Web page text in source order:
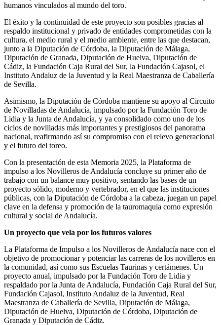
humanos vinculados al mundo del toro.
El éxito y la continuidad de este proyecto son posibles gracias al
respaldo institucional y privado de entidades comprometidas con la
cultura, el medio rural y el medio ambiente, entre las que destacan,
junto a la Diputación de Córdoba, la Diputación de Málaga,
Diputación de Granada, Diputación de Huelva, Diputación de
Cádiz, la Fundación Caja Rural del Sur, la Fundación Cajasol, el
Instituto Andaluz de la Juventud y la Real Maestranza de Caballería
de Sevilla.
Asimismo, la Diputación de Córdoba mantiene su apoyo al Circuito
de Novilladas de Andalucía, impulsado por la Fundación Toro de
Lidia y la Junta de Andalucía, y ya consolidado como uno de los
ciclos de novilladas más importantes y prestigiosos del panorama
nacional, reafirmando así su compromiso con el relevo generacional
y el futuro del toreo.
Con la presentación de esta Memoria 2025, la Plataforma de
impulso a los Novilleros de Andalucía concluye su primer año de
trabajo con un balance muy positivo, sentando las bases de un
proyecto sólido, moderno y vertebrador, en el que las instituciones
públicas, con la Diputación de Córdoba a la cabeza, juegan un papel
clave en la defensa y promoción de la tauromaquia como expresión
cultural y social de Andalucía.
Un proyecto que vela por los futuros valores
La Plataforma de Impulso a los Novilleros de Andalucía nace con el
objetivo de promocionar y potenciar las carreras de los novilleros en
la comunidad, así como sus Escuelas Taurinas y certámenes. Un
proyecto anual, impulsado por la Fundación Toro de Lidia y
respaldado por la Junta de Andalucía, Fundación Caja Rural del Sur,
Fundación Cajasol, Instituto Andaluz de la Juventud, Real
Maestranza de Caballería de Sevilla, Diputación de Málaga,
Diputación de Huelva, Diputación de Córdoba, Diputación de
Granada y Diputación de Cádiz.